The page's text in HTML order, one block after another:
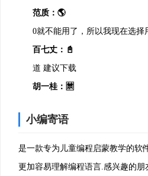
范质：🌎
0就不能用了，所以我现在选择
百七丈：📓
道 建议下载
胡一桂：🈲
许当：👘
试了一下psp模拟器，效果简直
俞紫芝：😻
小编寄语
是一款专为儿童编程启蒙教学的软
更加容易理解编程语言.感兴趣的朋